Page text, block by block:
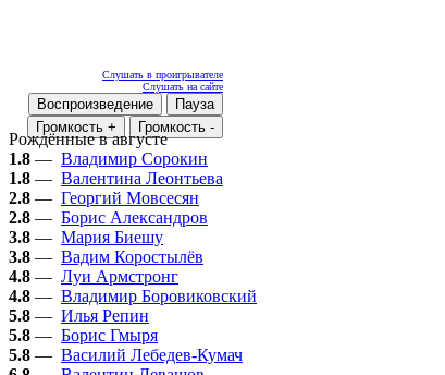
Слушать в проигрывателе
Слушать на сайте
Воспроизведение
Пауза
Громкость +
Громкость -
Рождённые в августе
1.8 — Владимир Сорокин
1.8 — Валентина Леонтьева
2.8 — Георгий Мовсесян
2.8 — Борис Александров
3.8 — Мария Биешу
3.8 — Вадим Коростылёв
4.8 — Луи Армстронг
4.8 — Владимир Боровиковский
5.8 — Илья Репин
5.8 — Борис Гмыря
5.8 — Василий Лебедев-Кумач